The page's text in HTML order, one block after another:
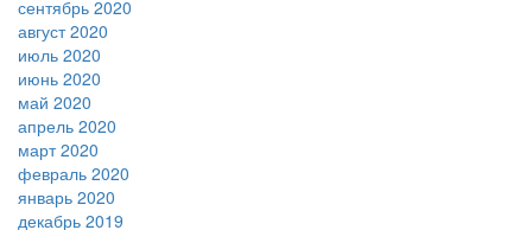
сентябрь 2020
август 2020
июль 2020
июнь 2020
май 2020
апрель 2020
март 2020
февраль 2020
январь 2020
декабрь 2019